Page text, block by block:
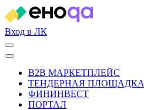
Вход в ЛК
B2B МАРКЕТПЛЕЙС
ТЕНДЕРНАЯ ПЛОЩАДКА
ФИНИНВЕСТ
ПОРТАЛ